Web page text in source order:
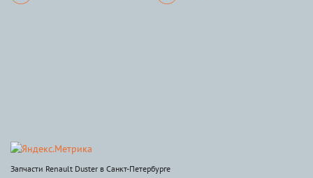
Запчасти Renault Duster в Санкт-Петербурге